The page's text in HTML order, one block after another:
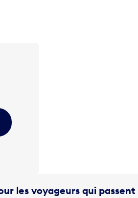
les voyageurs qui passent